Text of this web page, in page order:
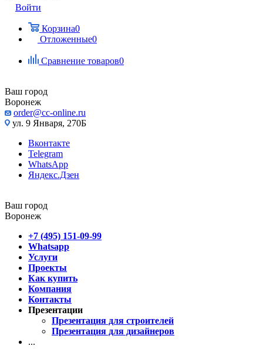
Войти
Корзина0
Отложенные0
Сравнение товаров0
Ваш город
Воронеж
order@cc-online.ru
ул. 9 Января, 270Б
Вконтакте
Telegram
WhatsApp
Яндекс.Дзен
Ваш город
Воронеж
+7 (495) 151-09-99
Whatsapp
Услуги
Проекты
Как купить
Компания
Контакты
Презентации
Презентация для строителей
Презентация для дизайнеров
...